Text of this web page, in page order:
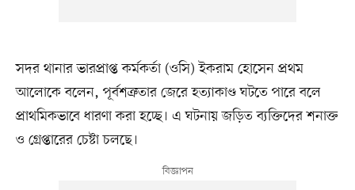
সদর থানার ভারপ্রাপ্ত কর্মকর্তা (ওসি) ইকরাম হোসেন প্রথম
আলোকে বলেন, পূর্বশত্রুতার জেরে হত্যাকাণ্ড ঘটতে পারে বলে
প্রাথমিকভাবে ধারণা করা হচ্ছে। এ ঘটনায় জড়িত ব্যক্তিদের শনাক্ত
ও গ্রেপ্তারের চেষ্টা চলছে।